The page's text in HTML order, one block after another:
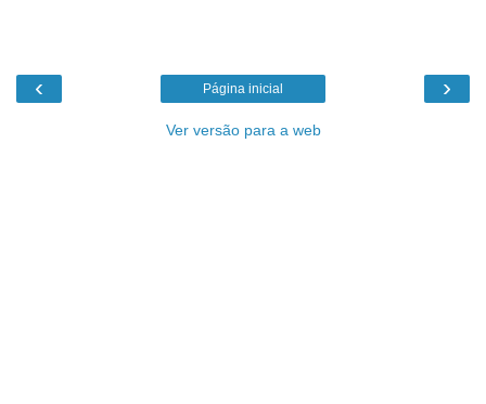
‹ ›
Página inicial
Ver versão para a web